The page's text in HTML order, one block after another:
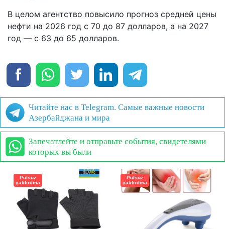
В целом агентство повысило прогноз средней цены
нефти на 2026 год с 70 до 87 долларов, а на 2027
год — с 63 до 65 долларов.
Читайте нас в Telegram. Самые важные новости
Азербайджана и мира
Запечатлейте и отправьте события, свидетелями
которых вы были